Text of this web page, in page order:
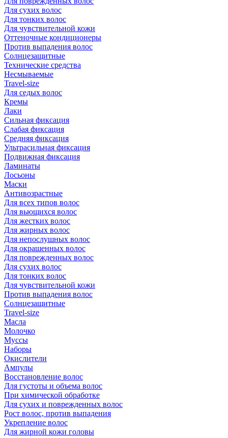
Для сухих волос
Для тонких волос
Для чувствительной кожи
Оттеночные кондиционеры
Против выпадения волос
Солнцезащитные
Технические средства
Несмываемые
Travel-size
Для седых волос
Кремы
Лаки
Сильная фиксация
Слабая фиксация
Средняя фиксация
Ультрасильная фиксация
Подвижная фиксация
Ламинаты
Лосьоны
Маски
Антивозрастные
Для всех типов волос
Для вьющихся волос
Для жестких волос
Для жирных волос
Для непослушных волос
Для окрашенных волос
Для поврежденных волос
Для сухих волос
Для тонких волос
Для чувствительной кожи
Против выпадения волос
Солнцезащитные
Travel-size
Масла
Молочко
Муссы
Наборы
Окислители
Ампулы
Восстановление волос
Для густоты и объема волос
При химической обработке
Для сухих и поврежденных волос
Рост волос, против выпадения
Укрепление волос
Для жирной кожи головы